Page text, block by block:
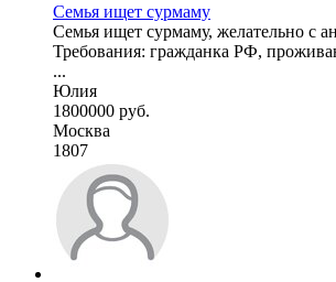
Семья ищет сурмаму
Семья ищет сурмаму, желательно с
Требования: гражданка РФ,
...
Юлия
1800000 руб.
Москва
1807